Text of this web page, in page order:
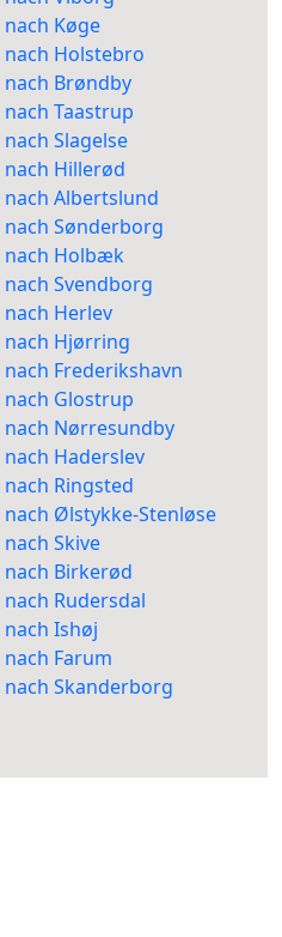
Køge
Holstebro
Brøndby
Taastrup
Slagelse
Hillerød
Albertslund
Sønderborg
nach Holbæk
Svendborg
Herlev
nach Hjørring
Frederikshavn
Glostrup
Nørresundby
Haderslev
Ringsted
Ølstykke-Stenløse
Skive
Birkerød
Rudersdal
Ishøj
Farum
Skanderborg